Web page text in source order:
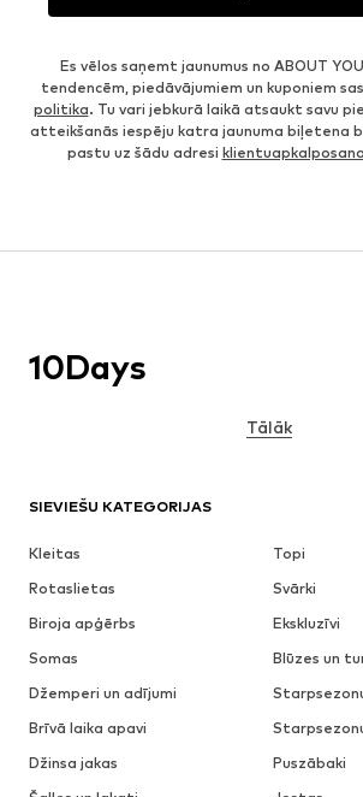
Es vēlos saņemt jaunumus no ABOUT
tendencēm, piedāvājumiem un kuponiem
politika. Tu vari jebkurā laikā atsaukt savu
atteikšanās iespēju katra jaunuma biļetena
pastu uz šādu adresi
SIEVIEŠU KATEGORIJAS
Kleitas
Topi
Rotaslietas
Svārki
Biroja apģērbs
Ekskluzīvi
Somas
Blūzes un
Džemperi un adījumi
Brīvā laika apavi
Džinsa jakas
Puszābaki
10Days
Tālāk